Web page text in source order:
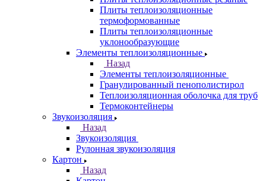
Плиты теплоизоляционные
термоформованные
Плиты теплоизоляционные
уклонообразующие
Элементы теплоизоляционные
Назад
Элементы теплоизоляционные
Гранулированный пенополистирол
Теплоизоляционная оболочка для труб
Термоконтейнеры
Звукоизоляция
Назад
Звукоизоляция
Рулонная звукоизоляция
Картон
Назад